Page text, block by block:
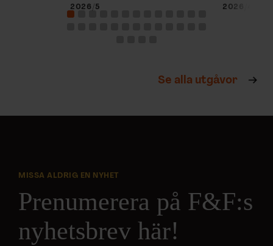
2026/5 2026/4
Se alla utgåvor
MISSA ALDRIG EN NYHET
Prenumerera på F&F:s
nyhetsbrev här!